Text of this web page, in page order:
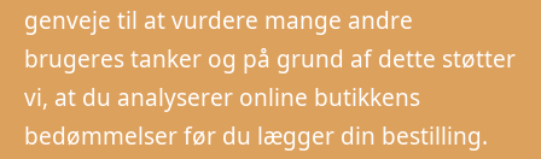
genveje til at vurdere mange andre
brugeres tanker og på grund af dette støtter
vi, at du analyserer online butikkens
bedømmelser før du lægger din bestilling.